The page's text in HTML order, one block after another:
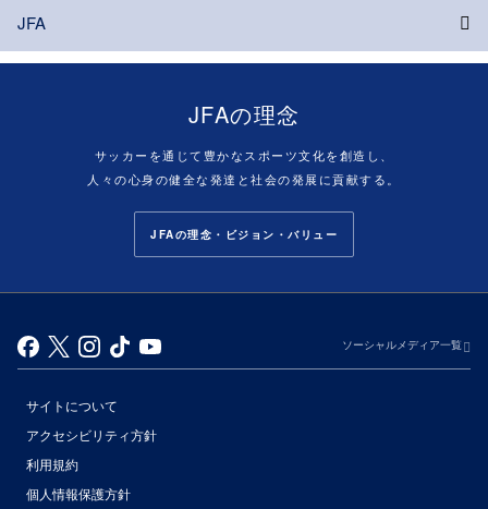
JFA
JFAの理念
サッカーを通じて豊かなスポーツ文化を創造し、
人々の心身の健全な発達と社会の発展に貢献する。
JFAの理念・ビジョン・バリュー
ソーシャルメディア一覧
サイトについて
アクセシビリティ方針
利用規約
個人情報保護方針